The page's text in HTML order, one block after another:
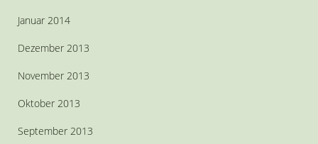
Januar 2014
Dezember 2013
November 2013
Oktober 2013
September 2013